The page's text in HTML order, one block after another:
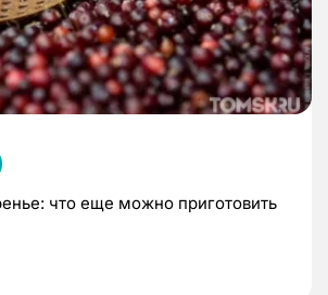
что еще можно приготовить